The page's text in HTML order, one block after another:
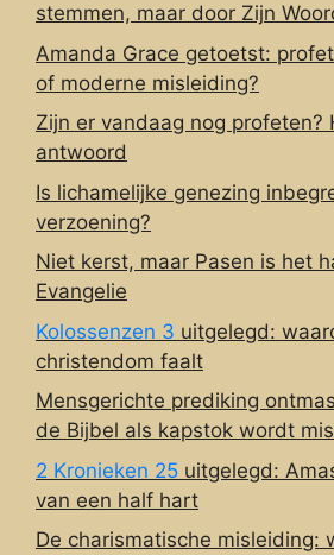
stemmen, maar door Zijn
Amanda Grace getoetst:
of moderne misleiding?
Zijn er vandaag nog profeten?
antwoord
Is lichamelijke genezing
verzoening?
Niet kerst, maar Pasen is het
Evangelie
Kolossenzen 3 uitgelegd:
christendom faalt
Mensgerichte prediking
de Bijbel als kapstok wordt
2 Kronieken 25 uitgelegd:
van een half hart
De charismatische misleiding: